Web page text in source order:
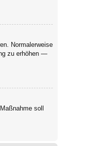
Normalerweise
zu erhöhen —
soll